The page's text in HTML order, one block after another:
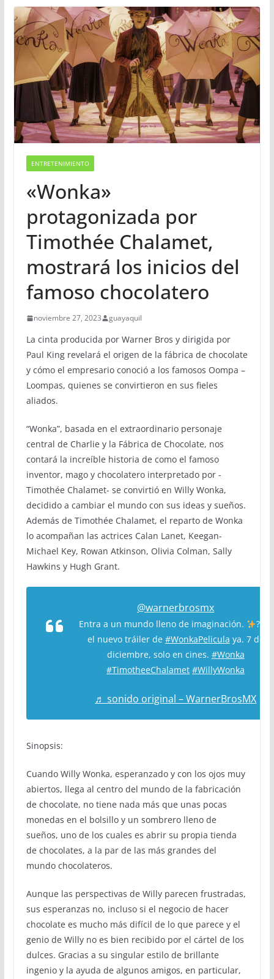
ENTRETENIMIENTO
«Wonka»
protagonizada por
Timothée Chalamet,
mostrará los inicios del
famoso chocolatero
noviembre 27, 2023 guayaquil
La cinta producida por Warner Bros y dirigida por
Paul King revelará el origen de la fábrica de chocolate
y cómo el empresario conoció a los famosos Oompa –
Loompas, quienes se convirtieron en sus fieles
aliados.
“Wonka”, basada en el extraordinario personaje
central de Charlie y la Fábrica de Chocolate, nos
contará la increíble historia de como el famoso
inventor, mago y chocolatero interpretado por -
Timothée Chalamet- se convirtió en Willy Wonka,
decidido a cambiar el mundo con sus ideas y sueños.
Además de Timothée Chalamet, el reparto de Wonka
lo acompañan las actrices Calan Lanet, Keegan-
Michael Key, Rowan Atkinson, Olivia Colman, Sally
Hawkins y Hugh Grant.
@warnerbrosmx
Entra a un mundo lleno de imaginación.
? Ve
el nuevo tráiler de #WonkaPelicula ya. 7 de
diciembre, solo en cines. #Wonka
#TimotheeChalamet #WillyWonka
♬ sonido original – WarnerBrosMX
Sinopsis:
Cuando Willy Wonka, esperanzado y con los ojos muy
abiertos, llega al centro del mundo de la fabricación
de chocolate, no tiene nada más que unas pocas
monedas en el bolsillo y un sombrero lleno de
sueños, uno de los cuales es abrir su propia tienda
de chocolates, a la par de las más grandes del
mundo chocolateros.
Aunque las perspectivas de Willy parecen frustradas,
sus esperanzas no, incluso si el negocio de hacer
chocolate es mucho más difícil de lo que parece y el
genio de Willy no es bien recibido por el cártel de los
dulces. Gracias a su singular estilo de brillante
ingenio y la ayuda de algunos amigos, en particular,